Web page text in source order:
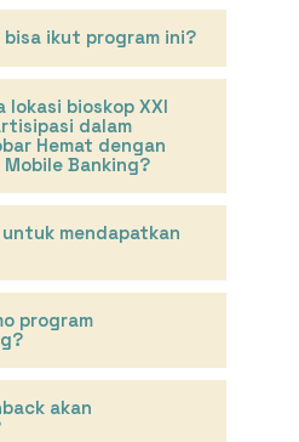
bisa ikut program ini?
lokasi bioskop XXI
dalam
Hemat dengan
Mobile Banking?
mendapatkan
program
akan